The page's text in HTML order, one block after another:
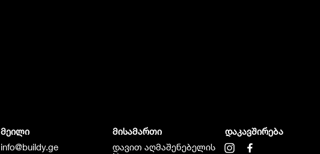
მეილი
info@buildy.ge
მისამართი
დავით აღმაშენებელის
დაკავშირება